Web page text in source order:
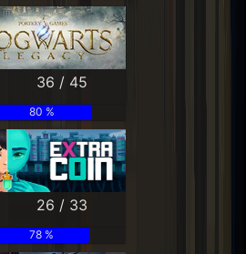
36 / 45
80 %
26 / 33
78 %